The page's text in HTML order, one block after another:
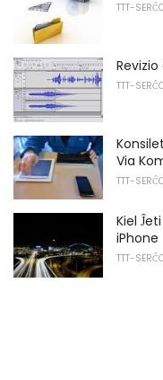
TTT-
TTT-
Via
TTT-
Kiel
iPhone
TTT-